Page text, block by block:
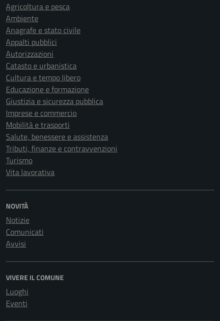
Agricoltura e pesca
Ambiente
Anagrafe e stato civile
Appalti pubblici
Autorizzazioni
Catasto e urbanistica
Cultura e tempo libero
Educazione e formazione
Giustizia e sicurezza pubblica
Imprese e commercio
Mobilità e trasporti
Salute, benessere e assistenza
Tributi, finanze e contravvenzioni
Turismo
Vita lavorativa
NOVITÀ
Notizie
Comunicati
Avvisi
VIVERE IL COMUNE
Luoghi
Eventi